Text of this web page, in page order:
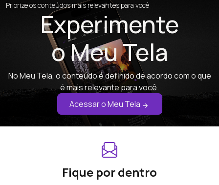
Priorize os conteúdos mais relevantes para você
Experimente
o Meu Tela
No Meu Tela, o conteúdo é definido de acordo com o que
é mais relevante para você.
Acessar o Meu Tela
Fique por dentro